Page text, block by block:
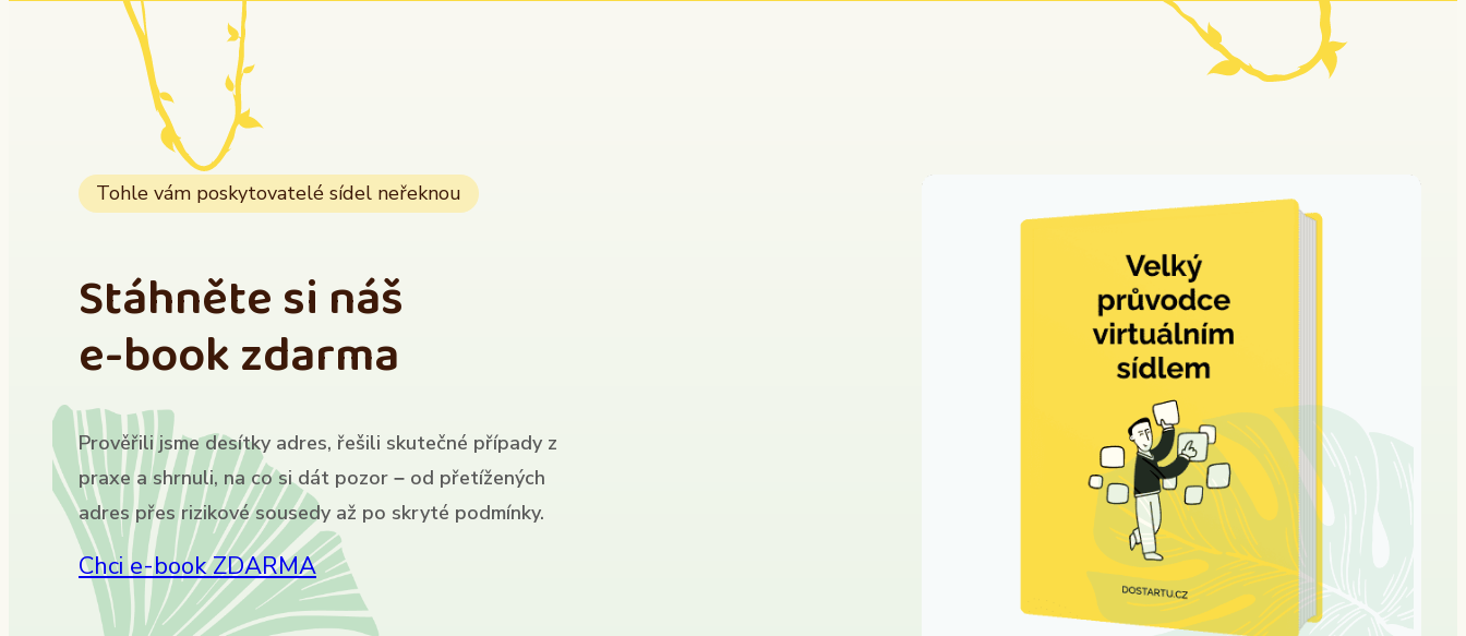
Tohle vám poskytovatelé sídel neřeknou
Stáhněte si náš
e-book zdarma
Prověřili jsme desítky adres, řešili skutečné případy z
praxe a shrnuli, na co si dát pozor – od přetížených
adres přes rizikové sousedy až po skryté podmínky.
Chci e-book ZDARMA